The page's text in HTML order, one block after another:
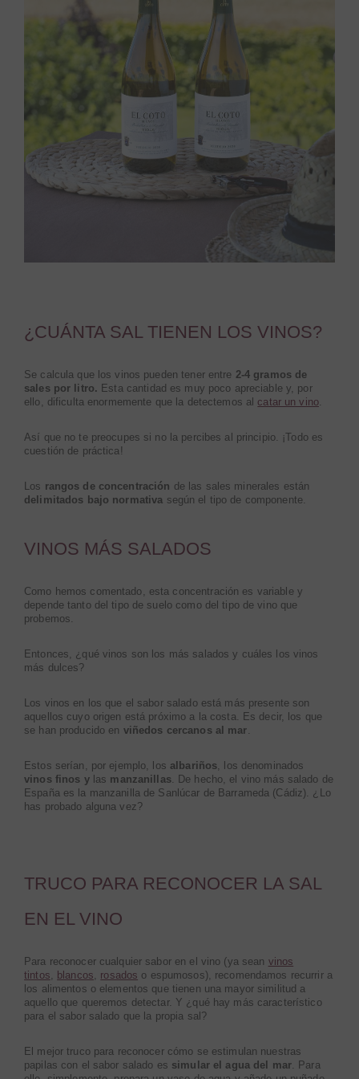
¿CUÁNTA SAL TIENEN LOS VINOS?
Se calcula que los vinos pueden tener entre 2-4 gramos de
sales por litro. Esta cantidad es muy poco apreciable y, por
ello, dificulta enormemente que la detectemos al catar un vino.
Así que no te preocupes si no la percibes al principio. ¡Todo es
cuestión de práctica!
Los rangos de concentración de las sales minerales están
delimitados bajo normativa según el tipo de componente.
VINOS MÁS SALADOS
Como hemos comentado, esta concentración es variable y
depende tanto del tipo de suelo como del tipo de vino que
probemos.
Entonces, ¿qué vinos son los más salados y cuáles los vinos
más dulces?
Los vinos en los que el sabor salado está más presente son
aquellos cuyo origen está próximo a la costa. Es decir, los que
se han producido en viñedos cercanos al mar.
Estos serían, por ejemplo, los albariños, los denominados
vinos finos ylas manzanillas. De hecho, el vino más salado de
España es la manzanilla de Sanlúcar de Barrameda (Cádiz). ¿Lo
has probado alguna vez?
TRUCO PARA RECONOCER LA SAL
EN EL VINO
Para reconocer cualquier sabor en el vino (ya sean vinos
tintos, blancos, rosados o espumosos), recomendamos recurrir a
los alimentos o elementos que tienen una mayor similitud a
aquello que queremos detectar. Y ¿qué hay más característico
para el sabor salado que la propia sal?
El mejor truco para reconocer cómo se estimulan nuestras
papilas con el sabor salado es simular el agua del mar. Para